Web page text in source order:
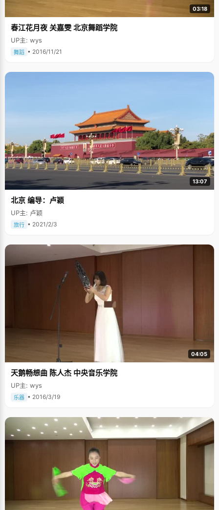
03:18
春江花月夜 关嘉雯 北京舞蹈学院
UP主: wys
舞蹈 • 2016/11/21
13:07
北京 编导：卢颖
UP主: 卢颖
旅行 • 2021/2/3
04:05
天鹅畅想曲 陈人杰 中央音乐学院
UP主: wys
乐器 • 2016/3/19